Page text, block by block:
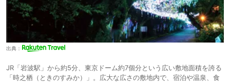
出典：
JR「岩波駅」から約5分、東京ドーム約7個分という広い敷地面積を誇る
「時之栖（ときのすみか）」。広大な広さの敷地内で、宿泊や温泉、食